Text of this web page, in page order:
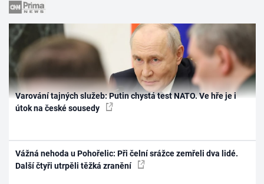
Varování tajných služeb: Putin chystá test NATO. Ve hře je i
útok na české sousedy
Vážná nehoda u Pohořelic: Při čelní srážce zemřeli dva lidé.
Další čtyři utrpěli těžká zranění